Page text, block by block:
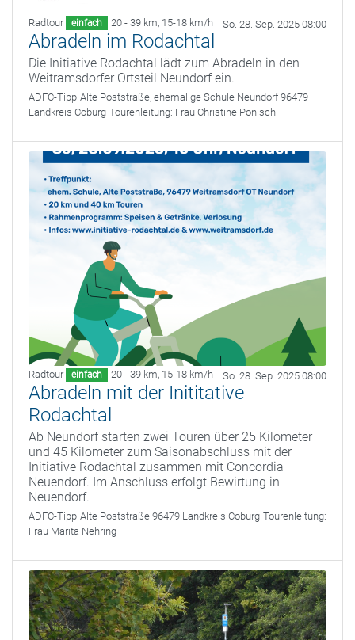
Radtour einfach 20 - 39 km, 15-18 km/h So. 28. Sep. 2025 08:00
Abradeln im Rodachtal
Die Initiative Rodachtal lädt zum Abradeln in den
Weitramsdorfer Ortsteil Neundorf ein.
ADFC-Tipp Alte Poststraße, ehemalige Schule Neundorf 96479
Landkreis Coburg Tourenleitung: Frau Christine Pönisch
Radtour einfach 20 - 39 km, 15-18 km/h So. 28. Sep. 2025 08:00
Abradeln mit der Inititative
Rodachtal
Ab Neundorf starten zwei Touren über 25 Kilometer
und 45 Kilometer zum Saisonabschluss mit der
Initiative Rodachtal zusammen mit Concordia
Neuendorf. Im Anschluss erfolgt Bewirtung in
Neuendorf.
ADFC-Tipp Alte Poststraße 96479 Landkreis Coburg Tourenleitung:
Frau Marita Nehring